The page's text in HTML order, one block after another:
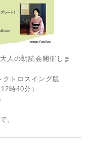
人の朗読会開催しま
クトロスイング版
時40分）
。